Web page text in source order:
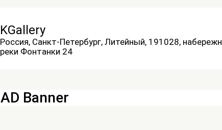
KGallery
Россия, Санкт-Петербург, Литейный, 191028,
реки Фонтанки 24
AD Banner